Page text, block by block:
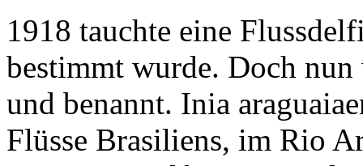
1918 tauchte eine
bestimmt wurde. Doch
und benannt. Inia
Flüsse Brasiliens, im Rio